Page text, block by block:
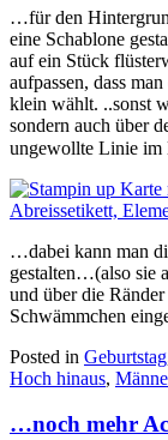
…für den
eine Schablone
auf ein Stück
aufpassen, dass
klein wählt. ..sonst
sondern auch über
ungewollte Linie
…dabei kann man
gestalten…(also sie
und über die
Schwämmchen
Posted in Geburtstag
Hoch hinaus,
…noch mehr